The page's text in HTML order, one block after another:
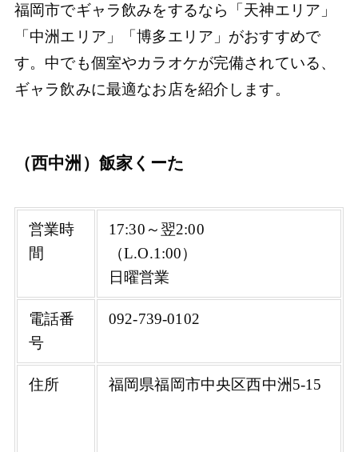
福岡市でギャラ飲みをするなら「天神エリア」
「中洲エリア」「博多エリア」がおすすめで
す。中でも個室やカラオケが完備されている、
ギャラ飲みに最適なお店を紹介します。
（西中洲）飯家くーた
営業時
間
17:30～翌2:00
（L.O.1:00）
日曜営業
電話番
号
092-739-0102
住所 福岡県福岡市中央区西中洲5‐15